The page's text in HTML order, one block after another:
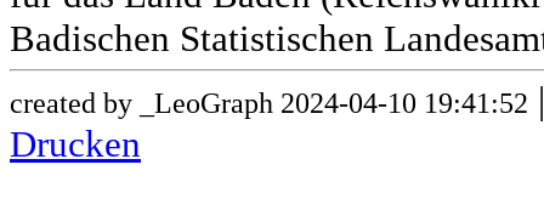
Badischen Statistischen
created by _LeoGraph 2024-04-10 19:41:52
Drucken